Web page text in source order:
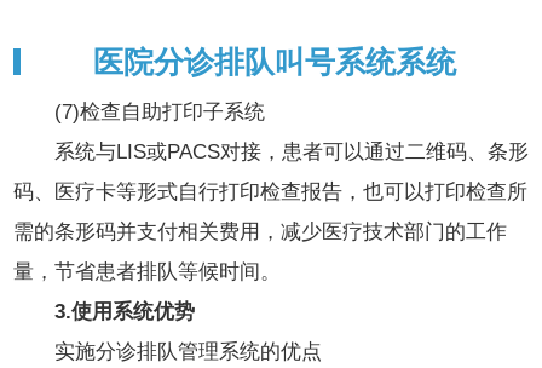
医院分诊排队叫号系统系统
(7)检查自助打印子系统
系统与LIS或PACS对接，患者可以通过二维码、条形
码、医疗卡等形式自行打印检查报告，也可以打印检查所
需的条形码并支付相关费用，减少医疗技术部门的工作
量，节省患者排队等候时间。
3.使用系统优势
实施分诊排队管理系统的优点